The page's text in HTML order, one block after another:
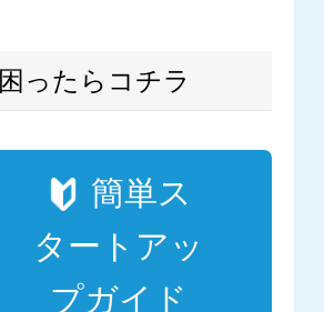
困ったらコチラ
簡単ス
タートアッ
プガイド